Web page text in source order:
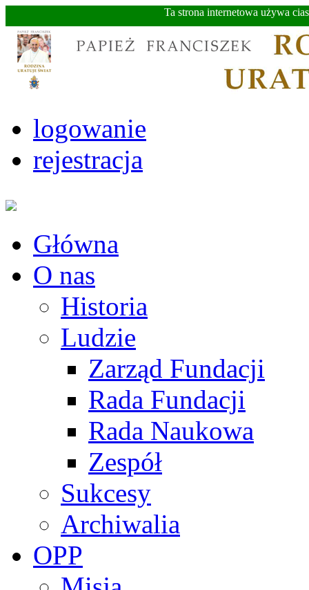
Ta strona internetowa używa
logowanie
rejestracja
Główna
O nas
Historia
Ludzie
Zarząd Fundacji
Rada Fundacji
Rada Naukowa
Zespół
Sukcesy
Archiwalia
OPP